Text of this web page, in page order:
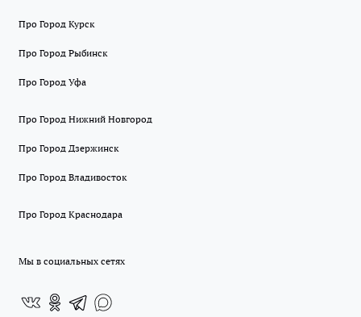
Про Город Курск
Про Город Рыбинск
Про Город Уфа
Про Город Нижний Новгород
Про Город Дзержинск
Про Город Владивосток
Про Город Краснодара
Мы в социальных сетях